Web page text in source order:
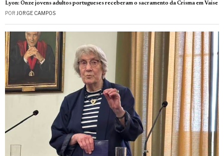
Lyon: Onze jovens adultos portugueses receberam o sacramento da Crisma em Vaise
POR JORGE CAMPOS